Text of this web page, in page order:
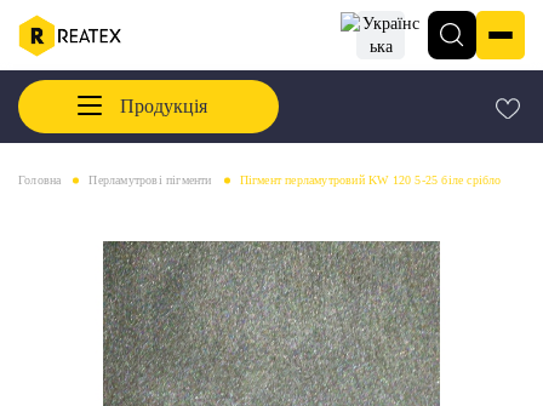
Продукція
Головна Перламутрові пігменти Пігмент перламутровий KW 120 5-25 біле срібло